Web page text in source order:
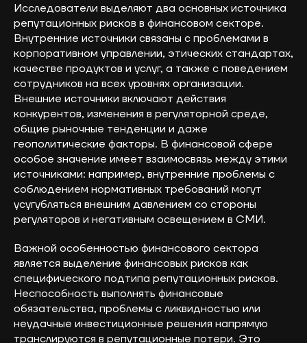
Исследователи выделяют два основных источника
репутационных рисков в финансовом секторе.
Внутренние источники связаны с проблемами в
корпоративном управлении, этических стандартах,
качестве продуктов и услуг, а также с поведением
сотрудников на всех уровнях организации.
Внешние источники включают действия
конкурентов, изменения в регуляторной среде,
общие рыночные тенденции и даже
геополитические факторы. В финансовой сфере
особое значение имеет взаимосвязь между этими
источниками: например, внутренние проблемы с
соблюдением нормативных требований могут
усугубляться внешним давлением со стороны
регуляторов и негативным освещением в СМИ.
Важной особенностью финансового сектора
является выделение финансовых рисков как
специфического подтипа репутационных рисков.
Неспособность выполнять финансовые
обязательства, проблемы с ликвидностью или
неудачные инвестиционные решения напрямую
транслируются в репутационные потери. Это